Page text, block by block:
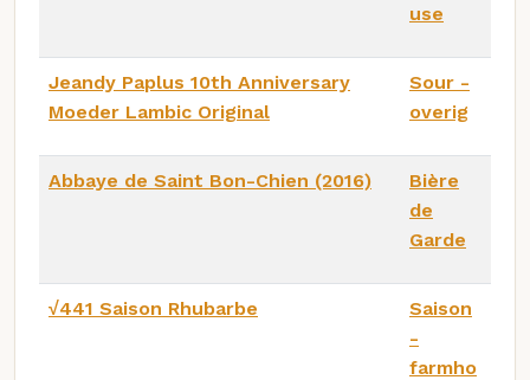
use
Jeandy Paplus 10th Anniversary
Moeder Lambic Original
Sour -
overig
Abbaye de Saint Bon-Chien (2016)
Bière
de
Garde
√441 Saison Rhubarbe
Saison
-
farmho